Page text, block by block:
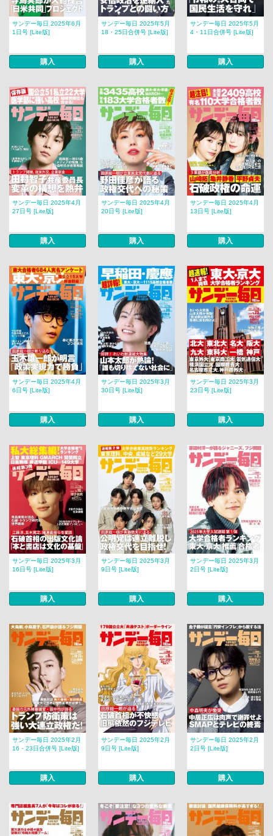
サンデー毎日 2025年6月
1日号 [Lite版]
購入
サンデー毎日 2025年5月
18・25日合併号 [Lite版]
購入
サンデー毎日 2025年5月
4・11日合併号 [Lite版]
購入
サンデー毎日 2025年4月
27日号 [Lite版]
購入
サンデー毎日 2025年4月
20日号 [Lite版]
購入
サンデー毎日 2025年4月
13日号 [Lite版]
購入
サンデー毎日 2025年4月
6日号 [Lite版]
購入
サンデー毎日 2025年3月
30日号 [Lite版]
購入
サンデー毎日 2025年3月
23日号 [Lite版]
購入
サンデー毎日 2025年3月
16日号 [Lite版]
購入
サンデー毎日 2025年3月
9日号 [Lite版]
購入
サンデー毎日 2025年3月
2日号 [Lite版]
購入
サンデー毎日 2025年2月
16・23日合併号 [Lite版]
購入
サンデー毎日 2025年2月
9日号 [Lite版]
購入
サンデー毎日 2025年2月
2日号 [Lite版]
購入